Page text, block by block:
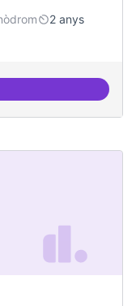
2 anys
recerca per